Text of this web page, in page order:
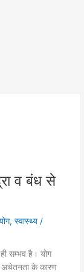
व बंध से
,स्वास्थ्य /
सम्भव है। योग
अचेतनता के कारण